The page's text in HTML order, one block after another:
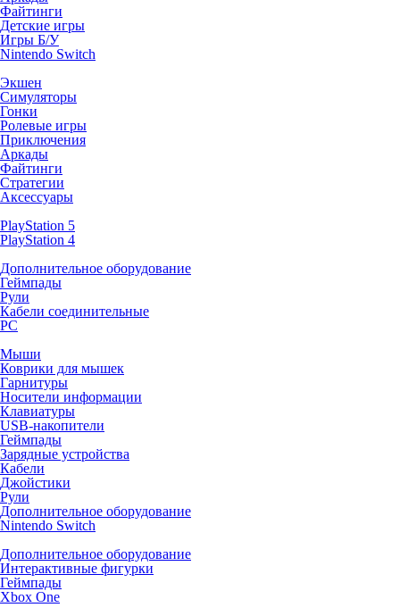
Файтинги
Детские игры
Игры Б/У
Nintendo Switch
Экшен
Симуляторы
Гонки
Ролевые игры
Приключения
Аркады
Файтинги
Стратегии
Аксессуары
PlayStation 5
PlayStation 4
Дополнительное оборудование
Геймпады
Рули
Кабели соединительные
PC
Мыши
Коврики для мышек
Гарнитуры
Носители информации
Клавиатуры
USB-накопители
Геймпады
Зарядные устройства
Кабели
Джойстики
Рули
Дополнительное оборудование
Nintendo Switch
Дополнительное оборудование
Интерактивные фигурки
Геймпады
Xbox One